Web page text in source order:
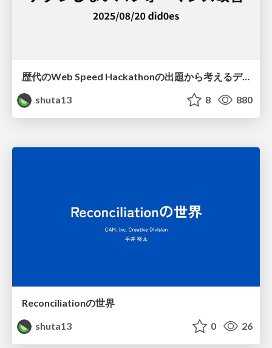
歴代のWeb Speed Hackathonの出題から考えるデグレしないパフォーマンス改善
shuta13
8 880
Reconciliationの世界
shuta13
0 26